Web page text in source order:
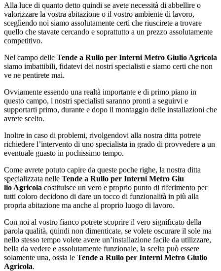
Alla luce di quanto detto quindi se avete necessità di abbellire o
valorizzare la vostra abitazione o il vostro ambiente di lavoro,
scegliendo noi siamo assolutamente certi che riuscirete a trovare
quello che stavate cercando e soprattutto a un prezzo assolutamente
competitivo.
Nel campo delle Tende a Rullo per Interni Metro Giulio Agricola
siamo imbattibili, fidatevi dei nostri specialisti e siamo certi che non
ve ne pentirete mai.
Ovviamente essendo una realtà importante e di primo piano in
questo campo, i nostri specialisti saranno pronti a seguirvi e
supportarti primo, durante e dopo il montaggio delle installazioni che
avrete scelto.
Inoltre in caso di problemi, rivolgendovi alla nostra ditta potrete
richiedere l’intervento di uno specialista in grado di provvedere a un
eventuale guasto in pochissimo tempo.
Come avrete potuto capire da queste poche righe, la nostra ditta
specializzata nelle Tende a Rullo per Interni Metro Giu
lio Agricola costituisce un vero e proprio punto di riferimento per
tutti coloro decidono di dare un tocco di funzionalità in più alla
propria abitazione ma anche al proprio luogo di lavoro.
Con noi al vostro fianco potrete scoprire il vero significato della
parola qualità, quindi non dimenticate, se volete oscurare il sole ma
nello stesso tempo volete avere un’installazione facile da utilizzare,
bella da vedere e assolutamente funzionale, la scelta può essere
solamente una, ossia le Tende a Rullo per Interni Metro Giulio
Agricola.